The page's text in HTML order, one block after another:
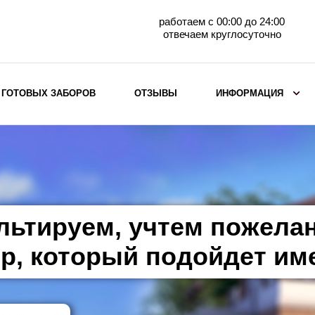
работаем с 00:00 до 24:00
отвечаем круглосуточно
горизонтального
Металлические заборы для дачи
Забор жалюзи с кирпичными столбами
Металлические заборы
Металлические ограждения
ГОТОВЫХ ЗАБОРОВ ОТЗЫВЫ ИНФОРМАЦИЯ
учтем
который подойдет